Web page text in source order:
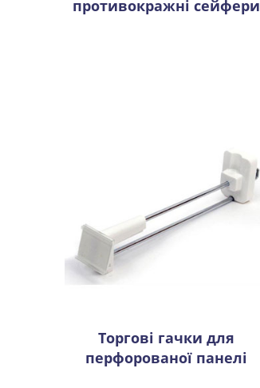
противокражні сейфери
Торгові гачки для
перфорованої панелі